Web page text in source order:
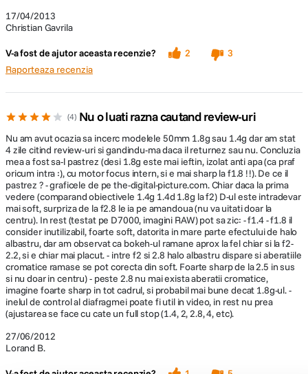
17/04/2013
Christian Gavrila
V-a fost de ajutor aceasta recenzie? 2
3
Raporteaza recenzia
4 Nu o luati razna cautand review-uri
27/06/2012
Lorand B.
Nu am avut ocazia sa incerc modelele 50mm 1.8g sau 1.4g dar am stat
4 zile citind review-uri si gandindu-ma daca il returnez sau nu. Concluzia
mea a fost sa-l pastrez (desi 1.8g este mai ieftin, izolat anti apa (ca praf
oricum intra :), cu motor focus intern, si e mai sharp la f1.8 !!). De ce il
pastrez ? - graficele de pe the-digital-picture.com. Chiar daca la prima
vedere (comparand obiectivele 1.4g 1.4d 1.8g la f2) D-ul este intradevar
mai soft, surpriza de la f2.8 le ia pe amandoua (nu va uitati doar la
centru). In rest (testat pe D7000, imagini RAW) pot sa zic: - f1.4 - f1.8 il
consider inutilizabil, foarte soft, datorita in mare parte efectului de halo
albastru, dar am observat ca bokeh-ul ramane aprox la fel chiar si la f2-
2.2, si e chiar mai placut. - intre f2 si 2.8 halo albastru dispare si aberatiile
cromatice ramase se pot corecta din soft. Foarte sharp de la 2.5 in sus
si nu doar in centru) - peste 2.8 nu mai exista aberatii cromatice,
imagine foarte sharp in tot cadrul, si probabil mai bune decat 1.8g-ul. -
inelul de control al diafragmei poate fi util in video, in rest nu prea
(ajustarea se face cu cate un full stop (1.4, 2, 2.8, 4, etc).